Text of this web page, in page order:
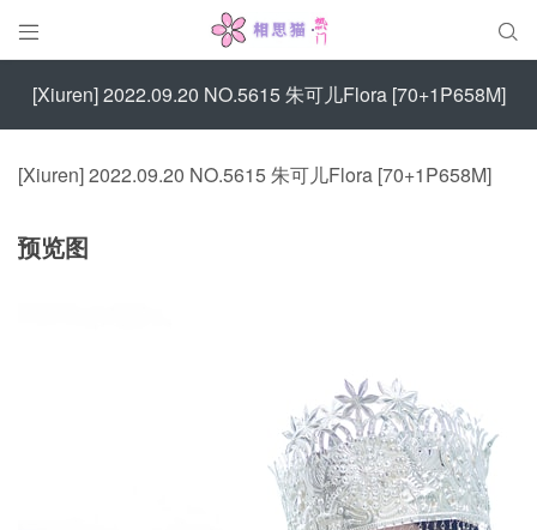
 
[Xiuren] 2022.09.20 NO.5615 朱可儿Flora [70+1P658M]
[Xiuren] 2022.09.20 NO.5615 朱可儿Flora [70+1P658M]
预览图